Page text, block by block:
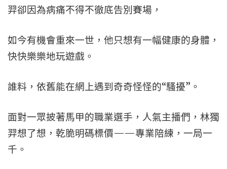
羿卻因為病痛不得不徹底告別賽場，
如今有機會重來一世，他只想有一幅健康的身體，
快快樂樂地玩遊戲。
誰料，依舊能在網上遇到奇奇怪怪的“騷擾”。
面對一眾披著馬甲的職業選手，人氣主播們，林獨
羿想了想，乾脆明碼標價——專業陪練，一局一
千。